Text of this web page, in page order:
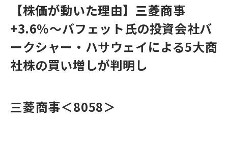
【株価が動いた理由】三菱商事
+3.6％〜バフェット氏の投資会社バ
ークシャー・ハサウェイによる5大商
社株の買い増しが判明し
三菱商事＜8058＞